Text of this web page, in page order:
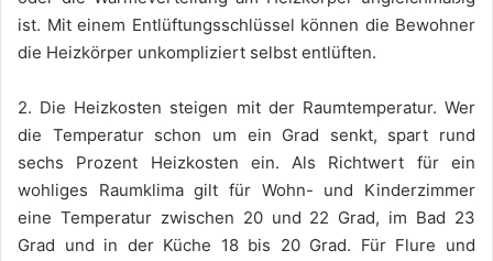
ist. Mit einem Entlüftungsschlüssel können die Bewohner
die Heizkörper unkompliziert selbst entlüften.
2. Die Heizkosten steigen mit der Raumtemperatur. Wer
die Temperatur schon um ein Grad senkt, spart rund
sechs Prozent Heizkosten ein. Als Richtwert für ein
wohliges Raumklima gilt für Wohn- und Kinderzimmer
eine Temperatur zwischen 20 und 22 Grad, im Bad 23
Grad und in der Küche 18 bis 20 Grad. Für Flure und